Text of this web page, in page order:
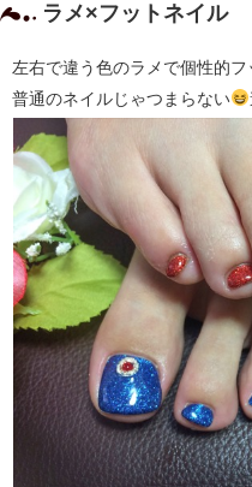
ラメ×フットネイル
左右で違う色のラメで個性的フ
普通のネイルじゃつまらない